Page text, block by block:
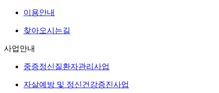
이용안내
찾아오시는길
사업안내
중증정신질환자관리사업
자살예방 및 정신건강증진사업